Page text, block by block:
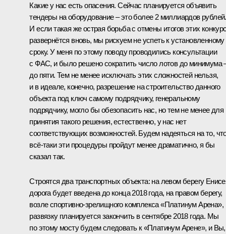
Какие у нас есть опасения. Сейчас планируется объявить
тендеры на оборудование – это более 2 миллиардов рублей.
И если такая же острая борьба с отмены итогов этих
развернётся вновь, мы рискуем не успеть к установленному
сроку. У меня по этому поводу проводились консультации
с ФАС, и было решено сократить число лотов до минимума
до пяти. Тем не менее исключать этих сложностей нельзя,
и в идеале, конечно, разрешение на строительство данного
объекта под ключ самому подрядчику, генеральному
подрядчику, могло бы обезопасить нас, но тем не менее для
принятия такого решения, естественно, у нас нет
соответствующих возможностей. Будем надеяться на то,
всё-таки эти процедуры пройдут менее драматично, я бы
сказал так.
Строятся два транспортных объекта: на левом берегу
дорога будет введена до конца 2018 года, на правом берегу,
возле спортивно-зрелищного комплекса «Платинум Арена»,
развязку планируется закончить в сентябре 2018 года. Мы
по этому мосту будем следовать к «Платинум Арене», и Вы,